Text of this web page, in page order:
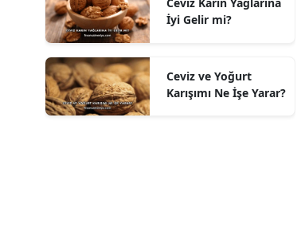
İyi Gelir mi?
Ceviz ve Yoğurt
Karışımı Ne İşe Yarar?